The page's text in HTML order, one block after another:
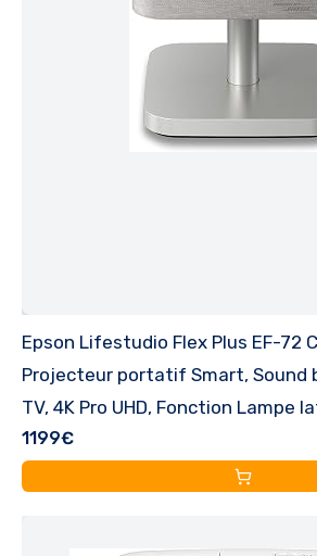
Epson Lifestudio Flex Plus EF-72
Projecteur portatif Smart, Sound
TV, 4K Pro UHD, Fonction Lampe
réglable, Usage intérieur/
1199€